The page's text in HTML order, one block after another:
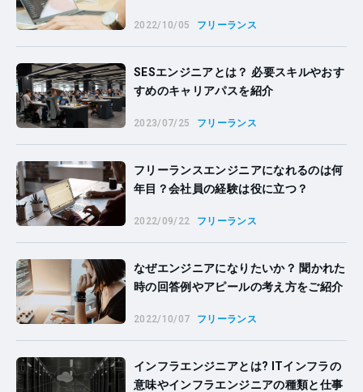
2022/10/05 フリーランス
SESエンジニアとは？ 必要スキルやおす
すめのキャリアパスを紹介
2023/07/25 フリーランス
フリーランスエンジニアになれるのは何
年目？会社員の経験は役に立つ？
2022/09/22 フリーランス
なぜエンジニアになりたいか？ 聞かれた
時の回答例やアピールの考え方をご紹介
2022/10/07 フリーランス
インフラエンジニアとは? ITインフラの
意味やインフラエンジニアの種類と仕事